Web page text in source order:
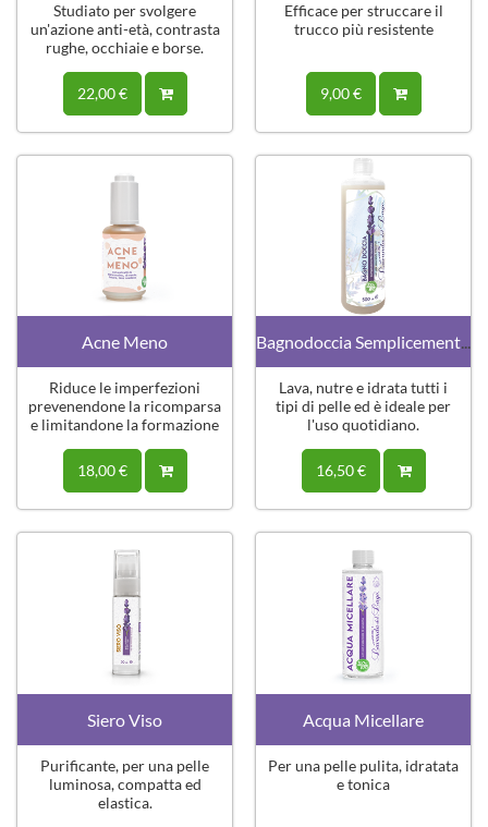
Studiato per svolgere
un'azione anti-età, contrasta
rughe, occhiaie e borse.
22,00 €
Efficace per struccare il
trucco più resistente
9,00 €
Acne Meno
Riduce le imperfezioni
prevenendone la ricomparsa
e limitandone la formazione
18,00 €
Bagnodoccia Semplicemente Lavanda
Lava, nutre e idrata tutti i
tipi di pelle ed è ideale per
l'uso quotidiano.
16,50 €
Siero Viso
Purificante, per una pelle
luminosa, compatta ed
elastica.
Acqua Micellare
Per una pelle pulita, idratata
e tonica